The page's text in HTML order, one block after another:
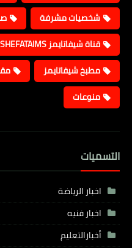
شخصيات مشرفة
قناة شيفاتايمز TV / SHEFATAIMS
مطبخ شيفاتايمز
منوعات
التسميات
اخبار الرياضة
اخبار فنيه
أخبارالتعليم